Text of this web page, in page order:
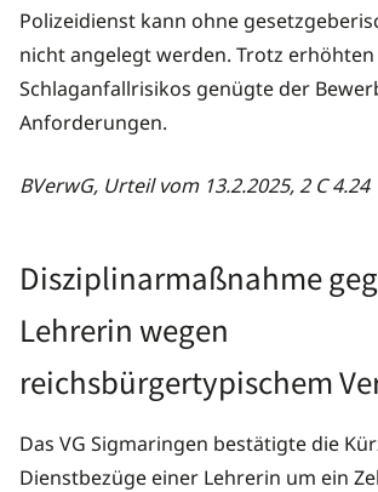
Polizeidienst kann ohne
nicht angelegt werden. Trotz erhöhten
Schlaganfallrisikos genügte der
Anforderungen.
BVerwG, Urteil vom 13.2.2025, 2 C 4.24
Disziplinarmaßnahme
Lehrerin wegen
reichsbürgertypischem
Das VG Sigmaringen bestätigte die
Dienstbezüge einer Lehrerin um ein